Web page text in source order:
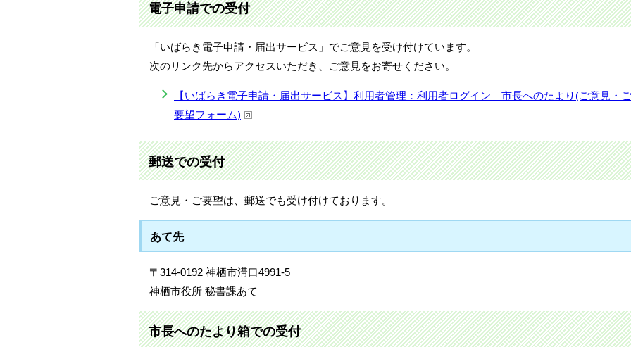
電子申請での受付
「いばらき電子申請・届出サービス」でご意見を受け付けています。
次のリンク先からアクセスいただき、ご意見をお寄せください。
【いばらき電子申請・届出サービス】利用者管理：利用者ログイン｜市長へのたより(ご意見・ご
要望フォーム)
郵送での受付
ご意見・ご要望は、郵送でも受け付けております。
あて先
〒314-0192 神栖市溝口4991-5
神栖市役所 秘書課あて
市長へのたより箱での受付